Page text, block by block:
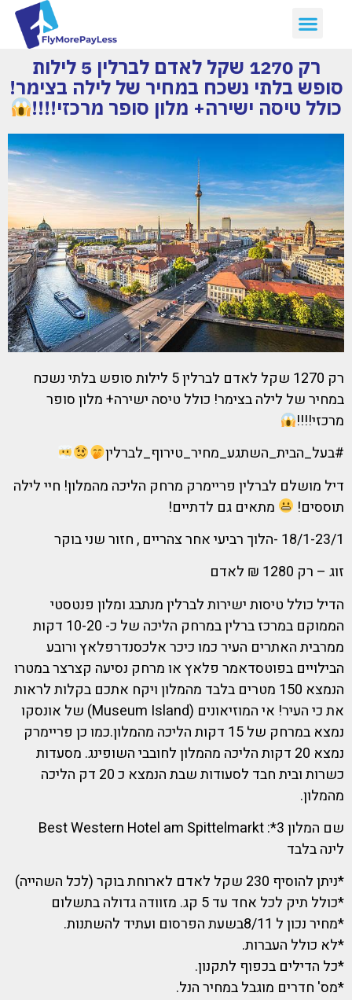
רק 1270 שקל לאדם לברלין 5 לילות
סופש בלתי נשכח במחיר של לילה בצימר!
כולל טיסה ישירה+ מלון סופר מרכזי!!!!
רק 1270 שקל לאדם לברלין 5 לילות סופש בלתי נשכח
במחיר של לילה בצימר! כולל טיסה ישירה+ מלון סופר
מרכזי!!!!
#בעל_הבית_השתגע_מחיר_טירוף_לברלין
דיל מושלם לברלין פריימרק מרחק הליכה מהמלון! חיי לילה
תוססים!
מתאים גם לדתיים!
18/1-23/1 -הלוך רביעי אחר צהריים , חזור שני בוקר
זוג – רק 1280 ₪ לאדם
הדיל כולל טיסות ישירות לברלין מנתבג ומלון פנטסטי
הממוקם במרכז ברלין במרחק הליכה של כ- 10-20 דקות
ממרבית האתרים העיר כמו כיכר אלכסנדרפלאץ ורובע
הבילויים בפוטסדאמר פלאץ או מרחק נסיעה קצרצר במטרו
הנמצא 150 מטרים בלבד מהמלון ויקח אתכם בקלות לראות
את כי העיר! אי המוזיאונים (Museum Island) של אונסקו
נמצא במרחק של 15 דקות הליכה מהמלון.כמו כן פריימרק
נמצא 20 דקות הליכה מהמלון לחובבי השופינג. מסעדות
כשרות ובית חבד לסעודות שבת הנמצא כ 20 דק הליכה
מהמלון.
שם המלון 3*: Best Western Hotel am Spittelmarkt
לינה בלבד
*ניתן להוסיף 230 שקל לאדם לארוחת בוקר (לכל השהייה)
*כולל תיק לכל אחד עד 5 קג. מזוודה גדולה בתשלום
*מחיר נכון ל 8/11בשעת הפרסום ועתיד להשתנות.
*לא כולל העברות.
*כל הדילים בכפוף לתקנון.
*מס' חדרים מוגבל במחיר הנל.